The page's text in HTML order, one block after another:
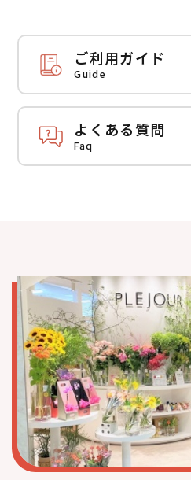
ご利用ガイド
Guide
よくある質問
Faq